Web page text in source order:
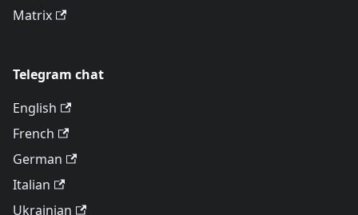
Matrix
Telegram chat
English
French
German
Italian
Ukrainian